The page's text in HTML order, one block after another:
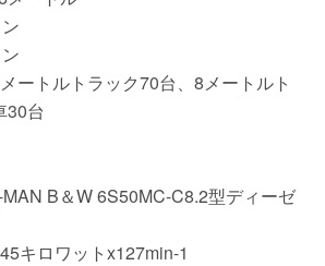
ートルトラック70台、8メートルト
30台
B＆W 6S50MC-C8.2型ディーゼ
キロワットx127min-1